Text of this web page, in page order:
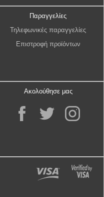
Παραγγελίες
Τηλεφωνικές παραγγελίες
Επιστροφή προϊόντων
Ακολούθησε μας